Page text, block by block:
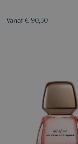
Vanaf € 90,30